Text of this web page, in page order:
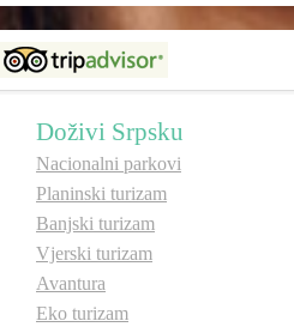
Doživi Srpsku
Nacionalni parkovi
Planinski turizam
Banjski turizam
Vjerski turizam
Avantura
Eko turizam